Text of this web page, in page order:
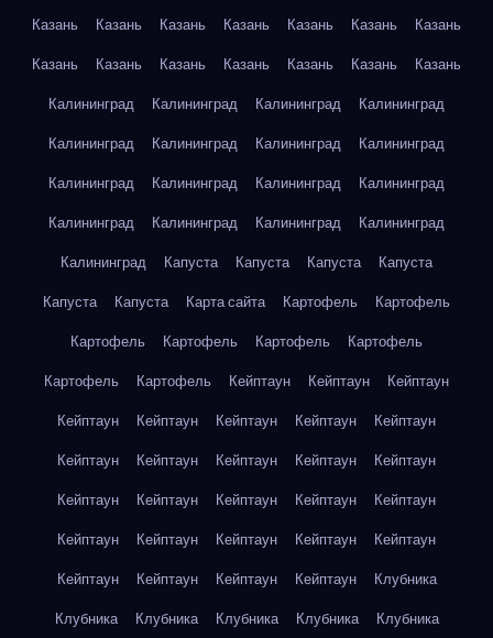
Казань
Казань Казань Казань Казань Казань
Казань
Казань
Казань Казань Казань Казань Казань
Казань
Калининград
Калининград Калининград
Калининград
Калининград
Калининград Калининград
Калининград
Калининград
Калининград Калининград
Калининград
Калининград
Калининград Калининград
Калининград
Калининград
Капуста Капуста Капуста
Капуста
Капуста
Капуста Карта сайта Картофель
Картофель
Картофель
Картофель Картофель
Картофель
Картофель
Картофель Кейптаун Кейптаун
Кейптаун
Кейптаун
Кейптаун Кейптаун Кейптаун
Кейптаун
Кейптаун
Кейптаун Кейптаун Кейптаун
Кейптаун
Кейптаун
Кейптаун Кейптаун Кейптаун
Кейптаун
Кейптаун
Кейптаун Кейптаун Кейптаун
Кейптаун
Кейптаун
Кейптаун Кейптаун Кейптаун
Клубника
Клубника
Клубника Клубника Клубника
Клубника